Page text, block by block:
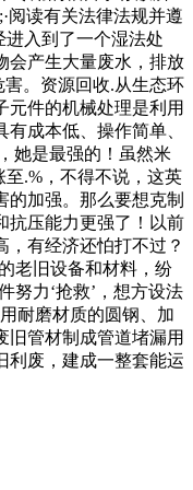
阅读有关法律法规并遵
入到了一个湿法处
会产生大量废水，排放
。资源回收.从生态环
件的机械处理是利用
成本低、操作简单、
她是最强的！虽然米
.%，不得不说，这英
加强。那么要想克制
抗压能力更强了！以前
有经济还怕打不过？
老旧设备和材料，纷
力‘抢救’，想方设法
磨材质的圆钢、加
旧管材制成管道堵漏用
废，建成一整套能运